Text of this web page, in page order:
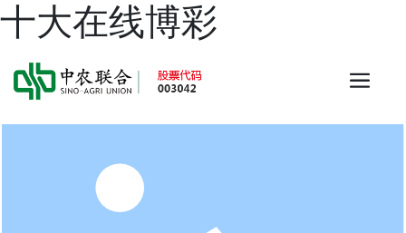
十大在线博彩